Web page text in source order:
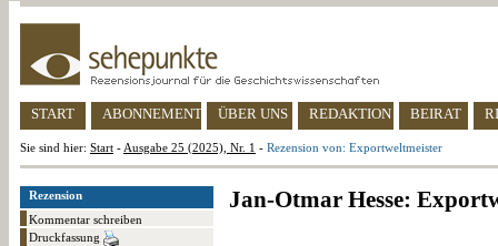
START ABONNEMENT ÜBER UNS REDAKTION BEIRAT
Sie sind hier: Start - Ausgabe 25 (2025), Nr. 1 - Rezension von: Exportweltmeister
Rezension
Kommentar schreiben
Druckfassung
Jan-Otmar Hesse: